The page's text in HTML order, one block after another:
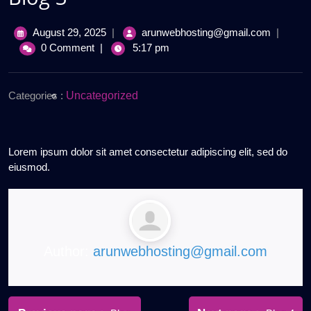
August 29, 2025August
29,
| arunwebhosting@gmail.comBlog
|
0 Comment | 5:17 pm
Categories : Uncategorized
Lorem ipsum dolor sit amet consectetur adipiscing elit, sed do
eiusmod.
arunwebhosting@gmail.com
Post